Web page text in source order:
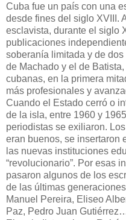
Cuba fue un país con una
desde fines del siglo XVIII.
esclavista, durante el siglo
publicaciones
soberanía limitada y de
de Machado y el de
cubanas, en la primera
más profesionales y
Cuando el Estado cerró o
de la isla, entre 1960 y
periodistas se exiliaron.
eran buenos, se insertaron
las nuevas instituciones
“revolucionario”. Por esas
pasaron algunos de los
de las últimas
Manuel Pereira, Eliseo
Paz, Pedro Juan